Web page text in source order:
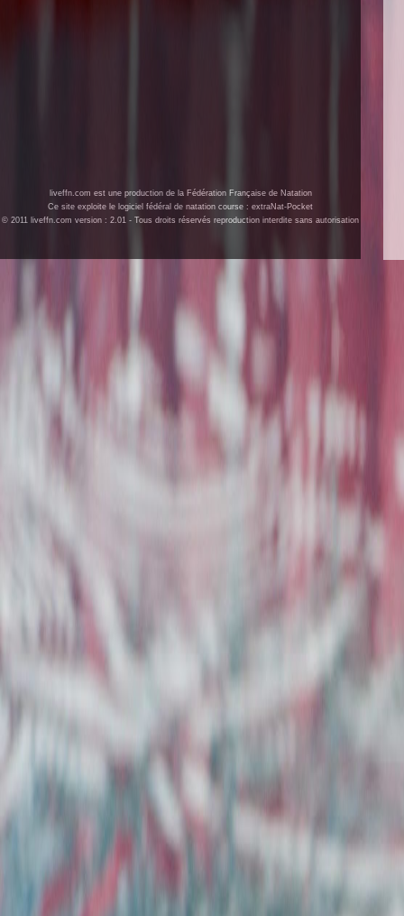
liveffn.com est une production de la Fédération Française de Natation
Ce site exploite le logiciel fédéral de natation course : extraNat-Pocket
© 2011 liveffn.com version : 2.01 - Tous droits réservés reproduction interdite sans autorisation